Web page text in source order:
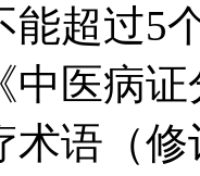
能超过5
中医病
术语（